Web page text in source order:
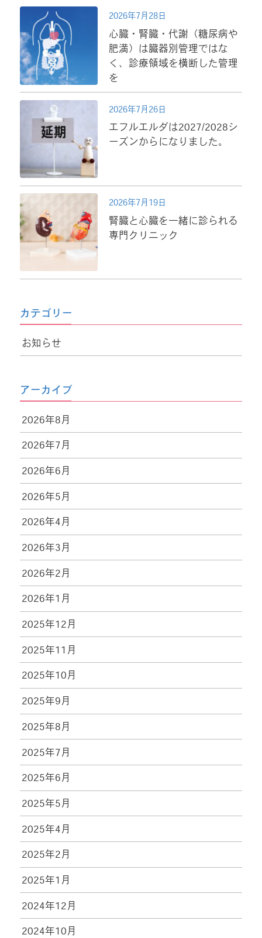
心臓・腎臓・代謝（糖尿病や
肥満）は臓器別管理ではな
く、診療領域を横断した管理
を
2026年7月28日
エフルエルダは2027/2028シ
ーズンからになりました。
2026年7月26日
腎臓と心臓を一緒に診られる
専門クリニック
2026年7月19日
カテゴリー
お知らせ
アーカイブ
2026年8月
2026年7月
2026年6月
2026年5月
2026年4月
2026年3月
2026年2月
2026年1月
2025年12月
2025年11月
2025年10月
2025年9月
2025年8月
2025年7月
2025年6月
2025年5月
2025年4月
2025年2月
2025年1月
2024年12月
2024年10月